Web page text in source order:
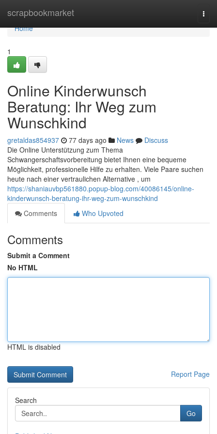
scrapbookmarket
Home
Home
1
Online Kinderwunsch
Beratung: Ihr Weg zum
Wunschkind
gretaldas854937 77 days ago News
Discuss
Die Online Unterstützung zum Thema
Schwangerschaftsvorbereitung bietet Ihnen eine bequeme
Möglichkeit, professionelle Hilfe zu erhalten. Viele Paare suchen
heute nach einer vertraulichen Alternative , um
https://shaniauvbp561880.popup-blog.com/40086145/online-
kinderwunsch-beratung-ihr-weg-zum-wunschkind
Comments
Who Upvoted
Comments
Submit a Comment
No HTML
HTML is disabled
Report Page
Search
Go